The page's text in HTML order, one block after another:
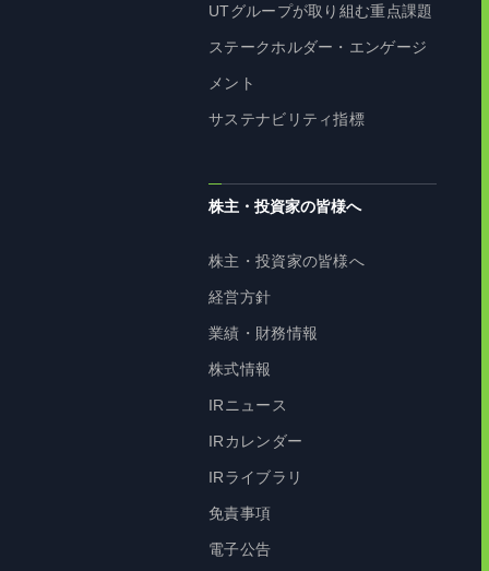
UTグループが取り組む重点課題
ステークホルダー・エンゲージ
メント
サステナビリティ指標
株主・投資家の皆様へ
株主・投資家の皆様へ
経営方針
業績・財務情報
株式情報
IRニュース
IRカレンダー
IRライブラリ
免責事項
電子公告